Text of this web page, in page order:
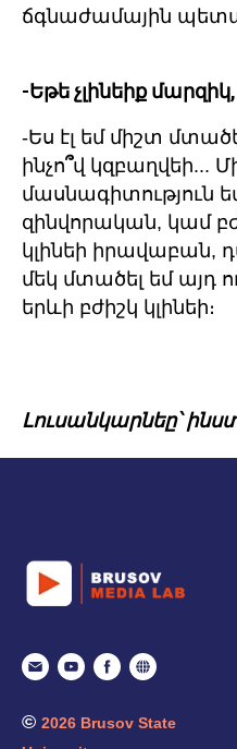
ճգնաժամային
-Եթե չլինեիք
-Ես էլ եմ միշտ
ինչո՞վ կզբաղվեի...
մասնագիտություն
զինվորական, կամ
կլինեի իրավաբան,
մեկ մտածել եմ այդ
երևի բժիշկ կլինեի։
Լուսանկարնեը՝
© 2026 Brusov State